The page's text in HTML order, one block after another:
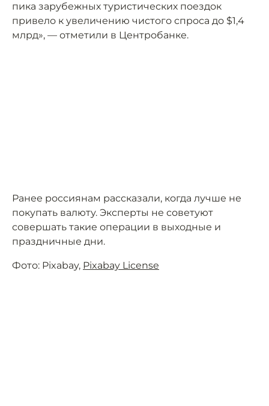
пика зарубежных туристических поездок
привело к увеличению чистого спроса до $1,4
млрд», — отметили в Центробанке.
Ранее россиянам рассказали, когда лучше не
покупать валюту. Эксперты не советуют
совершать такие операции в выходные и
праздничные дни.
Фото: Pixabay, Pixabay License